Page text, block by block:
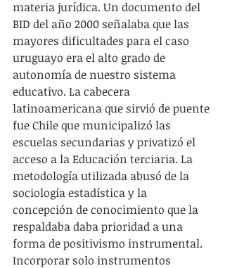
materia jurídica. Un documento del
BID del año 2000 señalaba que las
mayores dificultades para el caso
uruguayo era el alto grado de
autonomía de nuestro sistema
educativo. La cabecera
latinoamericana que sirvió de puente
fue Chile que municipalizó las
escuelas secundarias y privatizó el
acceso a la Educación terciaria. La
metodología utilizada abusó de la
sociología estadística y la
concepción de conocimiento que la
respaldaba daba prioridad a una
forma de positivismo instrumental.
Incorporar solo instrumentos